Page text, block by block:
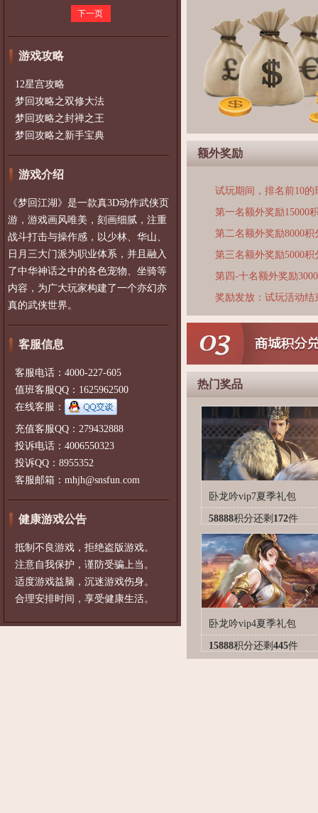
下一页
游戏攻略
12星宫攻略
梦回攻略之双修大法
梦回攻略之封禅之王
梦回攻略之新手宝典
游戏介绍
《梦回江湖》是一款真3D动作武侠页
游，游戏画风唯美，刻画细腻，注重
战斗打击与操作感，以少林、华山、
日月三大门派为职业体系，并且融入
了中华神话之中的各色宠物、坐骑等
内容，为广大玩家构建了一个亦幻亦
真的武侠世界。
客服信息
客服电话：4000-227-605
值班客服QQ：1625962500
在线客服：
充值客服QQ：279432888
投诉电话：4006550323
投诉QQ：8955352
客服邮箱：mhjh@snsfun.com
健康游戏公告
抵制不良游戏，拒绝盗版游戏。
注意自我保护，谨防受骗上当。
适度游戏益脑，沉迷游戏伤身。
合理安排时间，享受健康生活。
额外奖励
试玩期间，排名前10
第一名额外奖励15000
第二名额外奖励8000积
第三名额外奖励5000积
第四-十名额外奖励
奖励发放：试玩活动
热门奖品
卧龙吟vip7夏季礼包
58888积分还剩 172件
卧龙吟vip4夏季礼包
15888积分还剩 445件